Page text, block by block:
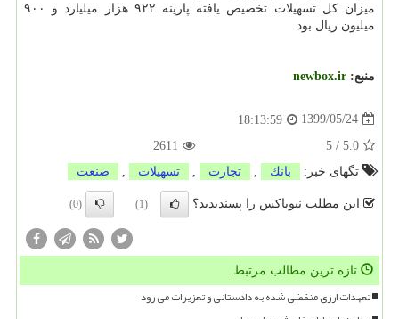
میزان کل تسهیلات تخصیص یافته پارینه ۹۲۲ هزار میلیارد و ۹۰۰
میلیون ریال بود.
منبع: newbox.ir
1399/05/24
18:13:59
5.0
/
5
2611
تگهای خبر:
بانك تجارت تسهیلات صنعت
این مطلب نیوباکس را پسندیدید؟ (1)
(0)
تازه ترین مطالب مرتبط
تعهدات ارزی منقضی شده به دادستانی و تعزیرات می رود